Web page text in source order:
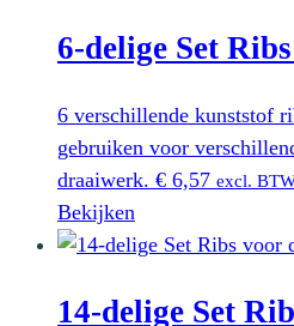
6-delige Set
6 verschillende kunststof
gebruiken voor
draaiwerk. € 6,57 excl.
Bekijken
14-delige Set